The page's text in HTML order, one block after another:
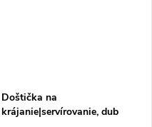
Doštička na
krájanie|servírovanie, dub